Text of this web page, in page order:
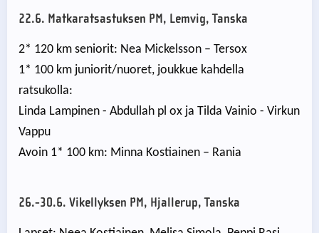
22.6. Matkaratsastuksen PM, Lemvig, Tanska
2* 120 km seniorit: Nea Mickelsson – Tersox
1* 100 km juniorit/nuoret, joukkue kahdella
ratsukolla:
Linda Lampinen - Abdullah pl ox ja Tilda Vainio - Virkun
Vappu
Avoin 1* 100 km: Minna Kostiainen – Rania
26.-30.6. Vikellyksen PM, Hjallerup, Tanska